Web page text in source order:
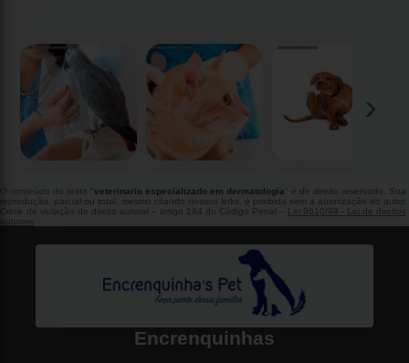
‹ ›
O conteúdo do texto " veterinario especializado em dermatologia " é de direito reservado. Sua
reprodução, parcial ou total, mesmo citando nossos links, é proibida sem a autorização do autor.
Crime de violação de direito autoral – artigo 184 do Código Penal –
Lei 9610/98 - Lei de direitos
autorais
Encrenquinhas